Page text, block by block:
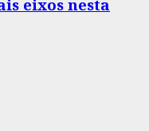
eixos nesta